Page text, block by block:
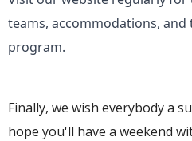
teams, accommodations, and
program.
Finally, we wish everybody a
hope you'll have a weekend